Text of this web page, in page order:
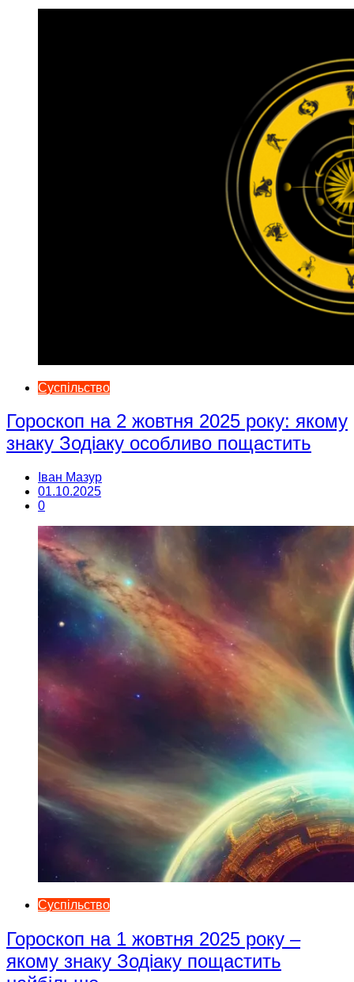
Суспільство
Гороскоп на 2 жовтня 2025 року: якому
знаку Зодіаку особливо пощастить
Іван Мазур
01.10.2025
0
Суспільство
Гороскоп на 1 жовтня 2025 року –
якому знаку Зодіаку пощастить